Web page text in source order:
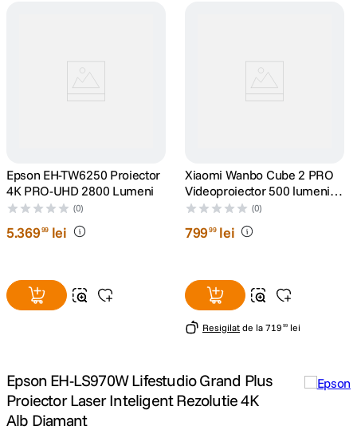
9 . dji mic mini
10 . dji osmo
Epson EH-TW6250 Proiector
4K PRO-UHD 2800 Lumeni
(0)
5.36999 lei
Xiaomi Wanbo Cube 2 PRO
Videoproiector 500 lumeni
Full HD 1920x1080 Android
TV 11 Verde
(0)
79999 lei
Resigilat de la 719 99 lei
Epson EH-LS970W Lifestudio Grand Plus
Proiector Laser Inteligent Rezolutie 4K
Alb Diamant